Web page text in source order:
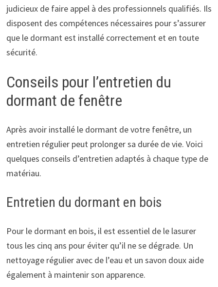
judicieux de faire appel à des professionnels qualifiés. Ils
disposent des compétences nécessaires pour s’assurer
que le dormant est installé correctement et en toute
sécurité.
Conseils pour l’entretien du
dormant de fenêtre
Après avoir installé le dormant de votre fenêtre, un
entretien régulier peut prolonger sa durée de vie. Voici
quelques conseils d’entretien adaptés à chaque type de
matériau.
Entretien du dormant en bois
Pour le dormant en bois, il est essentiel de le lasurer
tous les cinq ans pour éviter qu’il ne se dégrade. Un
nettoyage régulier avec de l’eau et un savon doux aide
également à maintenir son apparence.